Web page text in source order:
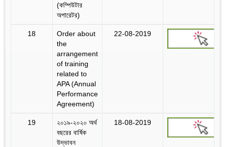
(কম্পিউটার
অপারেটর)
18
Order about
the
arrangement
of training
related to
APA (Annual
Performance
Agreement)
22-08-2019
19
২০১৯-২০২০ অর্থ
বছরের বার্ষিক
উদ্ভাবন
18-08-2019